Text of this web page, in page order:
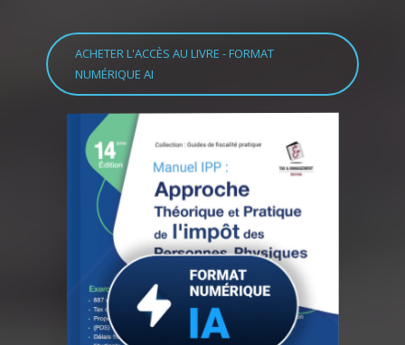
ACHETER L'ACCÈS AU LIVRE - FORMAT
NUMÉRIQUE AI